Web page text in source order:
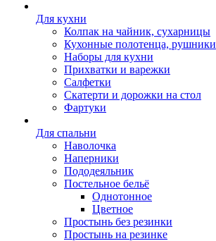
Для кухни
Колпак на чайник, сухарницы
Кухонные полотенца, рушники
Наборы для кухни
Прихватки и варежки
Салфетки
Скатерти и дорожки на стол
Фартуки
Для спальни
Наволочка
Наперники
Пододеяльник
Постельное бельё
Однотонное
Цветное
Простынь без резинки
Простынь на резинке